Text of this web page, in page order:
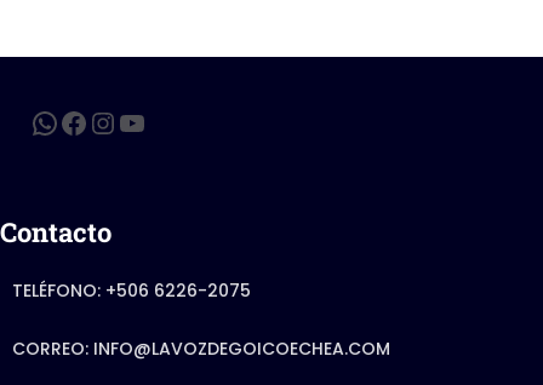
Contacto
TELÉFONO: +506 6226-2075
CORREO: INFO@LAVOZDEGOICOECHEA.COM